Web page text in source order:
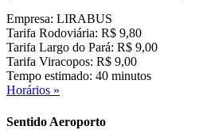
Empresa: LIRABUS
Tarifa Rodoviária: R$ 9,80
Tarifa Largo do Pará: R$ 9,00
Tarifa Viracopos: R$ 9,00
Tempo estimado: 40 minutos
Horários »
Sentido Aeroporto